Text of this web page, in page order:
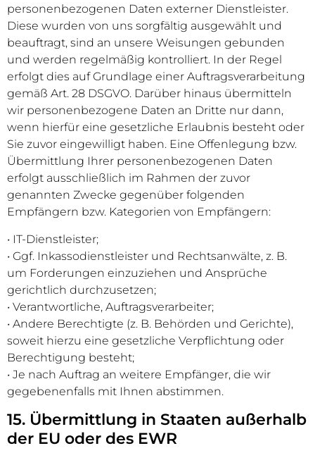
personenbezogenen Daten externer Dienstleister.
Diese wurden von uns sorgfältig ausgewählt und
beauftragt, sind an unsere Weisungen gebunden
und werden regelmäßig kontrolliert. In der Regel
erfolgt dies auf Grundlage einer Auftragsverarbeitung
gemäß Art. 28 DSGVO. Darüber hinaus übermitteln
wir personenbezogene Daten an Dritte nur dann,
wenn hierfür eine gesetzliche Erlaubnis besteht oder
Sie zuvor eingewilligt haben. Eine Offenlegung bzw.
Übermittlung Ihrer personenbezogenen Daten
erfolgt ausschließlich im Rahmen der zuvor
genannten Zwecke gegenüber folgenden
Empfängern bzw. Kategorien von Empfängern:
• IT-Dienstleister;
• Ggf. Inkassodienstleister und Rechtsanwälte, z. B.
um Forderungen einzuziehen und Ansprüche
gerichtlich durchzusetzen;
• Verantwortliche, Auftragsverarbeiter;
• Andere Berechtigte (z. B. Behörden und Gerichte),
soweit hierzu eine gesetzliche Verpflichtung oder
Berechtigung besteht;
• Je nach Auftrag an weitere Empfänger, die wir
gegebenenfalls mit Ihnen abstimmen.
15. Übermittlung in Staaten außerhalb
der EU oder des EWR